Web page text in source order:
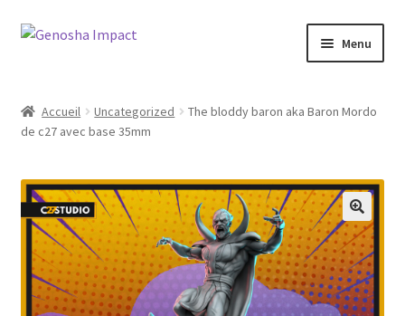
Aller
navigation
Aller
Menu
Cart
Checkout
My account
Shop
Accueil Uncategorized
The bloddy baron aka Baron Mordo
de c27 avec base 35mm